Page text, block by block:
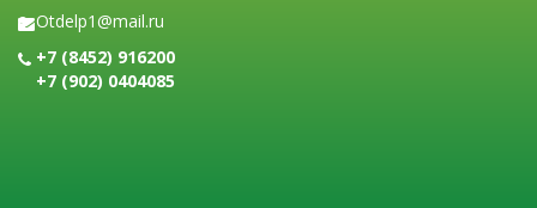
Otdelp1@mail.ru
+7 (8452) 916200
+7 (902) 0404085